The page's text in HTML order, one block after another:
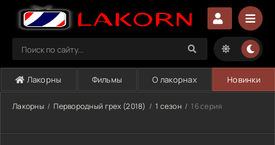
Лакорны Фильмы О лакорнах Новинки
Лакорны Первородный грех (2018) 1 сезон 16 серия